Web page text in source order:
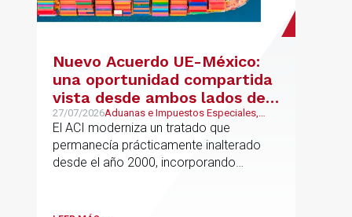
Nuevo Acuerdo UE-México:
una oportunidad compartida
vista desde ambos lados del
Atlántico
27/07/2026Aduanas e Impuestos Especiales,
Mexican Desk
El ACI moderniza un tratado que
permanecía prácticamente inalterado
desde el año 2000, incorporando